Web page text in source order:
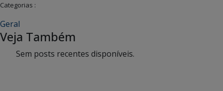
Categorias :
Geral
Veja Também
Sem posts recentes disponíveis.